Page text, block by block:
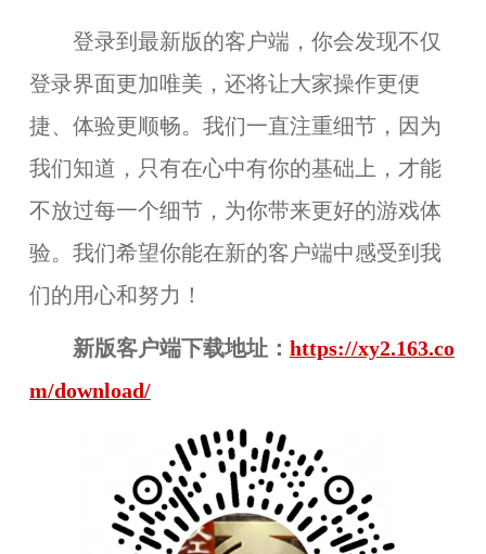
登录到最新版的客户端，你会发现不仅
登录界面更加唯美，还将让大家操作更便
捷、体验更顺畅。我们一直注重细节，因为
我们知道，只有在心中有你的基础上，才能
不放过每一个细节，为你带来更好的游戏体
验。我们希望你能在新的客户端中感受到我
们的用心和努力！
新版客户端下载地址： https://xy2.163.co
m/download/